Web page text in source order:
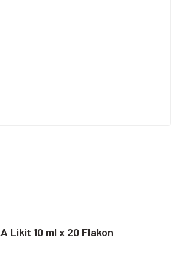
Likit 10 ml x 20 Flakon